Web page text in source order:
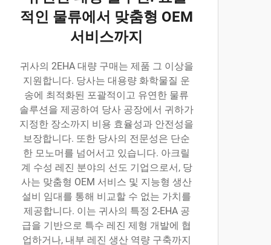
적인 물류에서 맞춤형 OEM
서비스까지
귀사의 2EHA 대량 구매는 제품 그 이상을
지원합니다. 당사는 대용량 화학물질 운
송에 최적화된 포괄적이고 유연한 물류
솔루션을 제공하여 당사 공장에서 귀하가
지정한 장소까지 비용 효율성과 안전성을
보장합니다. 또한 당사의 전문성은 단순
한 모노머를 넘어서고 있습니다. 아크릴
계 수성 레진 분야의 선도 기업으로서, 당
사는 맞춤형 OEM 서비스 및 지능형 생산
설비 임대를 통해 비교할 수 없는 가치를
제공합니다. 이는 귀사의 특정 2-EHA 공
급을 기반으로 특수 레진 제형 개발에 협
업하거나, 내부 레진 생산 역량 구축까지